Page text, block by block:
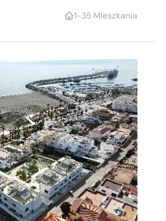
1-35 Mieszkania